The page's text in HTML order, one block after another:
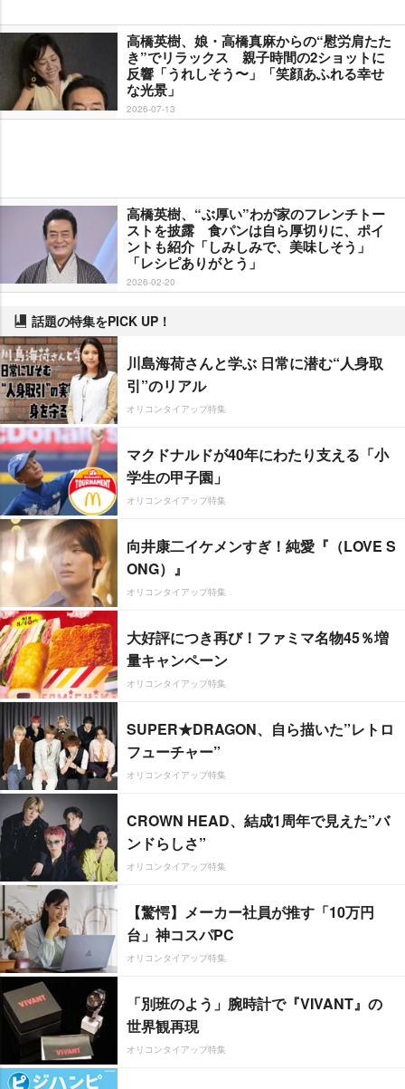
高橋英樹、娘・高橋真麻からの“慰労肩たた
き”でリラックス 親子時間の2ショットに
反響「うれしそう〜」「笑顔あふれる幸せ
な光景」
2026-07-13
高橋英樹、“ぶ厚い”わが家のフレンチトー
ストを披露 食パンは自ら厚切りに、ポイ
ントも紹介「しみしみで、美味しそう」
「レシピありがとう」
2026-02-20
話題の特集をPICK UP！
川島海荷さんと学ぶ 日常に潜む“人身取
引”のリアル
オリコンタイアップ特集
マクドナルドが40年にわたり支える「小
学生の甲子園」
オリコンタイアップ特集
向井康二イケメンすぎ！純愛『（LOVE S
ONG）』
オリコンタイアップ特集
大好評につき再び！ファミマ名物45％増
量キャンペーン
オリコンタイアップ特集
SUPER★DRAGON、自ら描いた”レトロ
フューチャー”
オリコンタイアップ特集
CROWN HEAD、結成1周年で見えた”バ
ンドらしさ”
オリコンタイアップ特集
【驚愕】メーカー社員が推す「10万円
台」神コスパPC
オリコンタイアップ特集
「別班のよう」腕時計で『VIVANT』の
世界観再現
オリコンタイアップ特集